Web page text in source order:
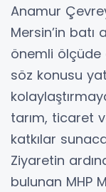
Anamur
Mersin’in batı
önemli ölçüde
söz konusu
tarım, ticaret
katkılar
Ziyaretin
bulunan MHP